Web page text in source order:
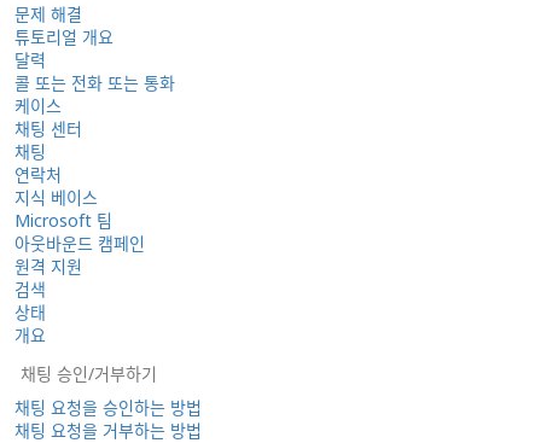
문제 해결
튜토리얼 개요
달력
콜 또는 전화 또는 통화
케이스
채팅 센터
채팅
연락처
지식 베이스
Microsoft 팀
아웃바운드 캠페인
원격 지원
검색
상태
개요
채팅 승인/거부하기
채팅 요청을 승인하는 방법
채팅 요청을 거부하는 방법